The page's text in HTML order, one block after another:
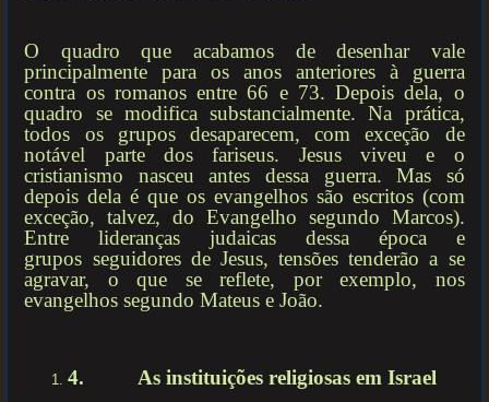
O quadro que acabamos de desenhar vale
principalmente para os anos anteriores à guerra
contra os romanos entre 66 e 73. Depois dela, o
quadro se modifica substancialmente. Na prática,
todos os grupos desaparecem, com exceção de
notável parte dos fariseus. Jesus viveu e o
cristianismo nasceu antes dessa guerra. Mas só
depois dela é que os evangelhos são escritos (com
exceção, talvez, do Evangelho segundo Marcos).
Entre lideranças judaicas dessa época e
grupos seguidores de Jesus, tensões tenderão a se
agravar, o que se reflete, por exemplo, nos
evangelhos segundo Mateus e João.
4. As instituições religiosas em Israel